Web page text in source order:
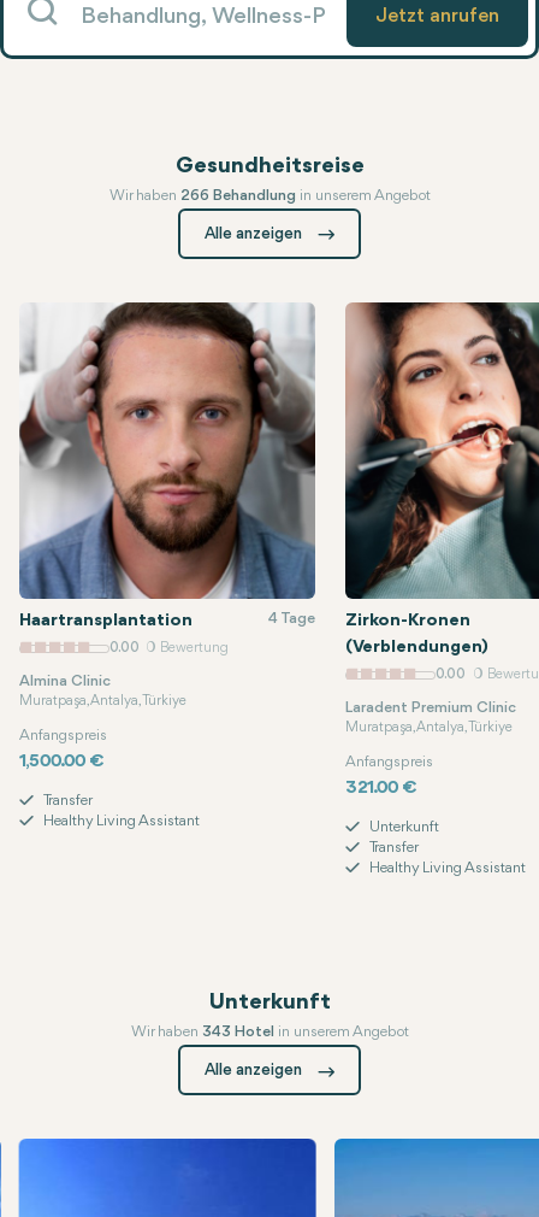
Gesundheitsreise
Die Partner von Wellcome werden unter den Besten ihrer
Wir haben 266 Behandlung in unserem Angebot
Alle anzeigen
Haartransplantation 4 Tage
0.00 0 Bewertung
Almina Clinic
Muratpaşa, Antalya, Türkiye
Anfangspreis
1,500.00 €
Transfer
Healthy Living Assistant
Haartransplantation
Zirkon-Kronen
(Verblendungen)
0.00 0
Laradent Premium Clinic
Muratpaşa, Antalya, Türkiye
Anfangspreis
321.00 €
Unterkunft
Transfer
Healthy Living Assistant
Zirkon-Kronen
Unterkunft
Entspannen und verjüngen Sie sich in komfortablen,
Wir haben 343 Hotel in unserem Angebot
Alle anzeigen